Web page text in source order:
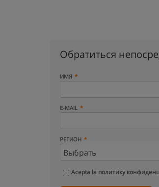
Обратиться
ИМЯ
E-MAIL
РЕГИОН
Acepta la политику